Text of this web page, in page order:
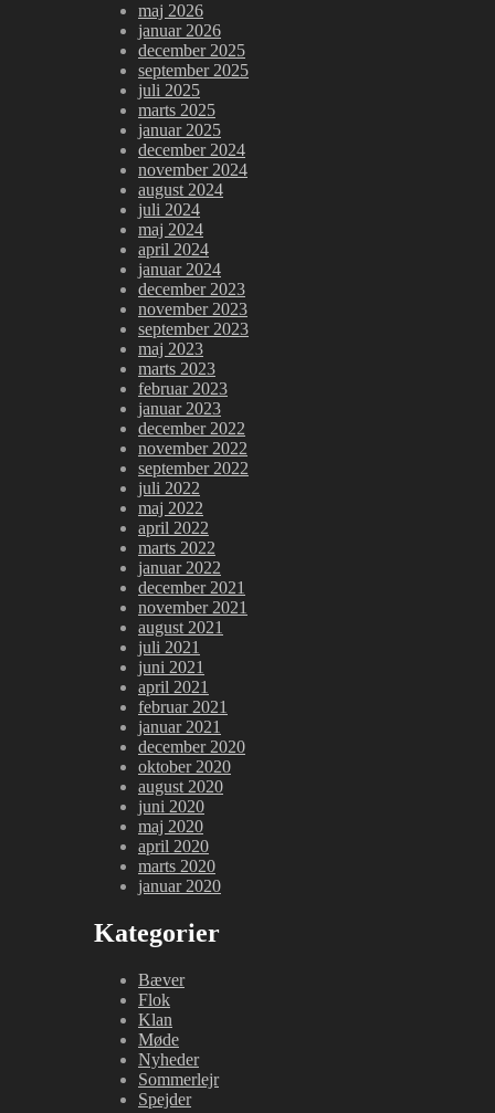
maj 2026
januar 2026
december 2025
september 2025
juli 2025
marts 2025
januar 2025
december 2024
november 2024
august 2024
juli 2024
maj 2024
april 2024
januar 2024
december 2023
november 2023
september 2023
maj 2023
marts 2023
februar 2023
januar 2023
december 2022
november 2022
september 2022
juli 2022
maj 2022
april 2022
marts 2022
januar 2022
december 2021
november 2021
august 2021
juli 2021
juni 2021
april 2021
februar 2021
januar 2021
december 2020
oktober 2020
august 2020
juni 2020
maj 2020
april 2020
marts 2020
januar 2020
Kategorier
Bæver
Flok
Klan
Møde
Nyheder
Sommerlejr
Spejder